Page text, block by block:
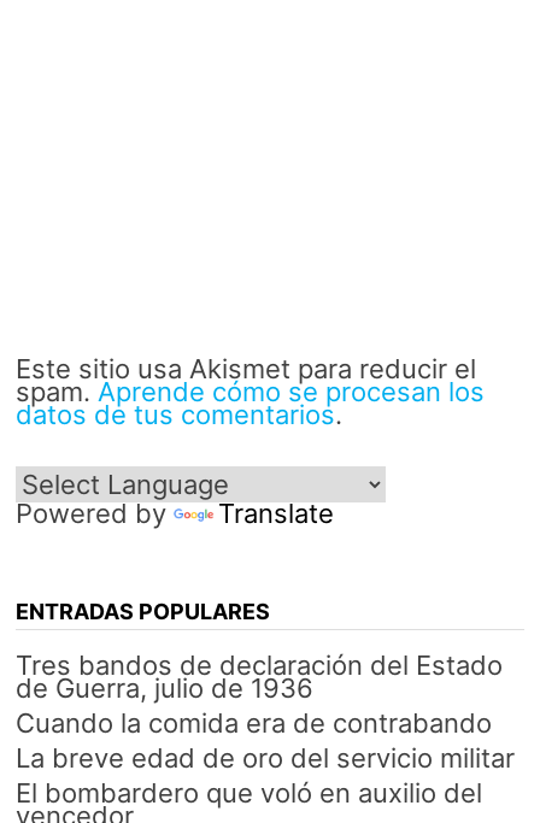
Este sitio usa Akismet para reducir el
spam. Aprende cómo se procesan los
datos de tus comentarios.
Powered by Translate
ENTRADAS POPULARES
Tres bandos de declaración del Estado
de Guerra, julio de 1936
Cuando la comida era de contrabando
La breve edad de oro del servicio militar
El bombardero que voló en auxilio del
vencedor